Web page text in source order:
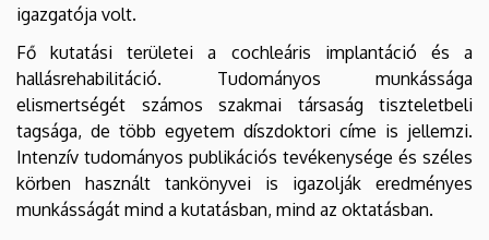
igazgatója volt.
Fő kutatási területei a cochleáris implantáció és a
hallásrehabilitáció. Tudományos munkássága
elismertségét számos szakmai társaság tiszteletbeli
tagsága, de több egyetem díszdoktori címe is jellemzi.
Intenzív tudományos publikációs tevékenysége és széles
körben használt tankönyvei is igazolják eredményes
munkásságát mind a kutatásban, mind az oktatásban.